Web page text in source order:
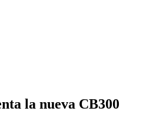
la nueva CB300